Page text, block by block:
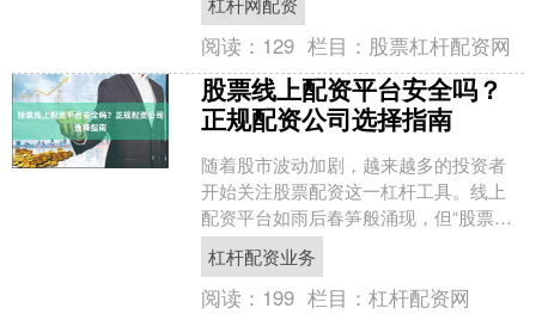
司成为投资者关注的焦点。本....
阅读： 129 栏目： 股票杠杆配资网
股票线上配资平台安全吗？
正规配资公司选择指南
随着股市波动加剧，越来越多的投资者
开始关注股票配资这一杠杆工具。线上
配资平台如雨后春笋般涌现，但“股票线
上配资平台安全吗？”成为众多投资者心
中的疑问。本文将深入....
杠杆配资业务
阅读： 199 栏目：杠杆配资网